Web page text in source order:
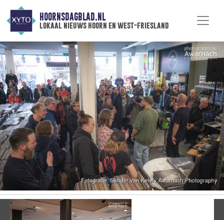
HOORNSDAGBLAD.NL
lokaal nieuws hoorn en west-friesland